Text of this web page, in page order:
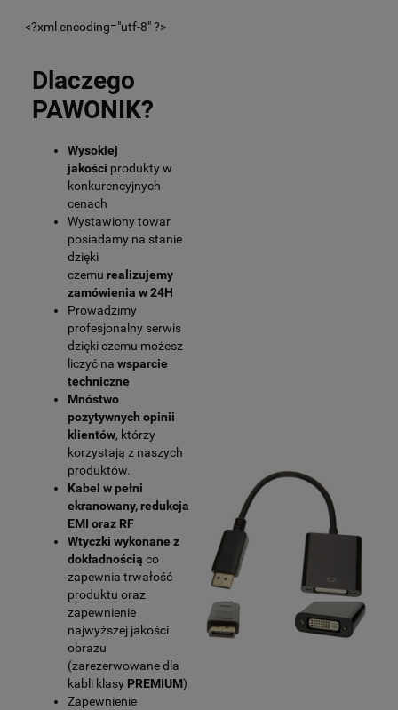
<?xml encoding="utf-8" ?>
Dlaczego
PAWONIK?
Wysokiej
jakości produkty w
konkurencyjnych
cenach
Wystawiony towar
posiadamy na stanie
dzięki
czemu realizujemy
zamówienia w 24H
Prowadzimy
profesjonalny serwis
dzięki czemu możesz
liczyć na wsparcie
techniczne
Mnóstwo
pozytywnych opinii
klientów, którzy
korzystają z naszych
produktów.
Kabel w pełni
ekranowany, redukcja
EMI oraz RF
Wtyczki wykonane z
dokładnością co
zapewnia trwałość
produktu oraz
zapewnienie
najwyższej jakości
obrazu
(zarezerwowane dla
kabli klasy PREMIUM)
Zapewnienie